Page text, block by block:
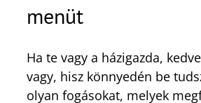
menüt
Ha te vagy a házigazda,
vagy, hisz könnyedén be
olyan fogásokat, melyek